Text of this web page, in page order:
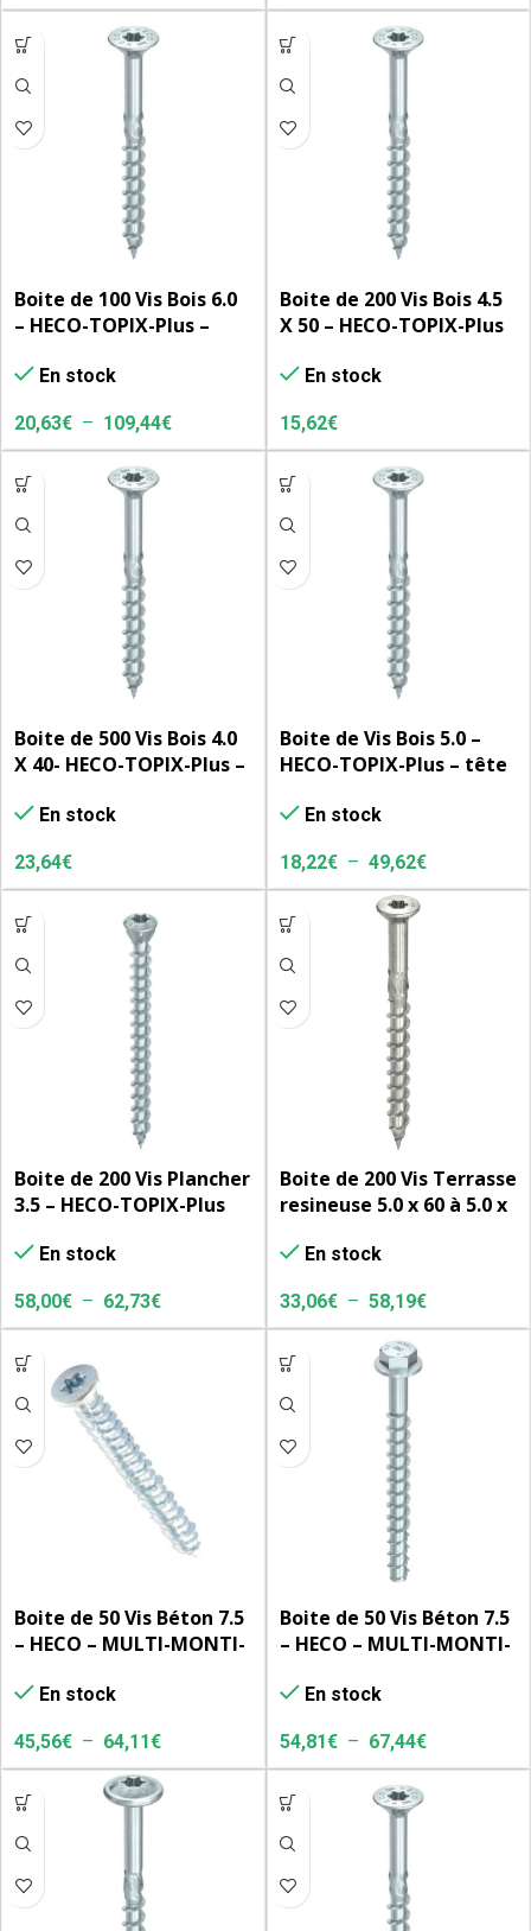
Boite de 100 Vis Bois 6.0
– HECO-TOPIX-Plus –
fraisage
En stock
20,63€ – 109,44€
Boite de 200 Vis Bois 4.5
X 50 – HECO-TOPIX-Plus
de fraisage
En stock
15,62€
Boite de 500 Vis Bois 4.0
X 40- HECO-TOPIX-Plus –
fraisage
En stock
23,64€
Boite de Vis Bois 5.0 –
HECO-TOPIX-Plus – tête
fraisage
En stock
18,22€ – 49,62€
Boite de 200 Vis Plancher
3.5 – HECO-TOPIX-Plus
En stock
58,00€ – 62,73€
Boite de 200 Vis Terrasse
resineuse 5.0 x 60 à 5.0 x
En stock
33,06€ – 58,19€
Boite de 50 Vis Béton 7.5
– HECO – MULTI-MONTI-
En stock
45,56€ – 64,11€
Boite de 50 Vis Béton 7.5
– HECO – MULTI-MONTI-
hexagonale avec
En stock
54,81€ – 67,44€